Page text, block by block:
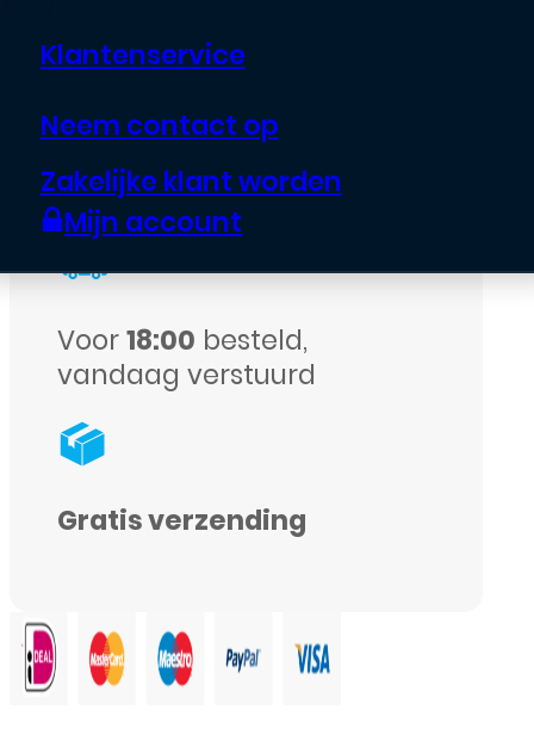
Klantenservice
Neem contact op
Zakelijke klant worden
Mijn account
Camera
voorkant
aantal
Echte garantie op alle
assortiment
Voor18:00 besteld,
vandaag verstuurd
Gratis verzending